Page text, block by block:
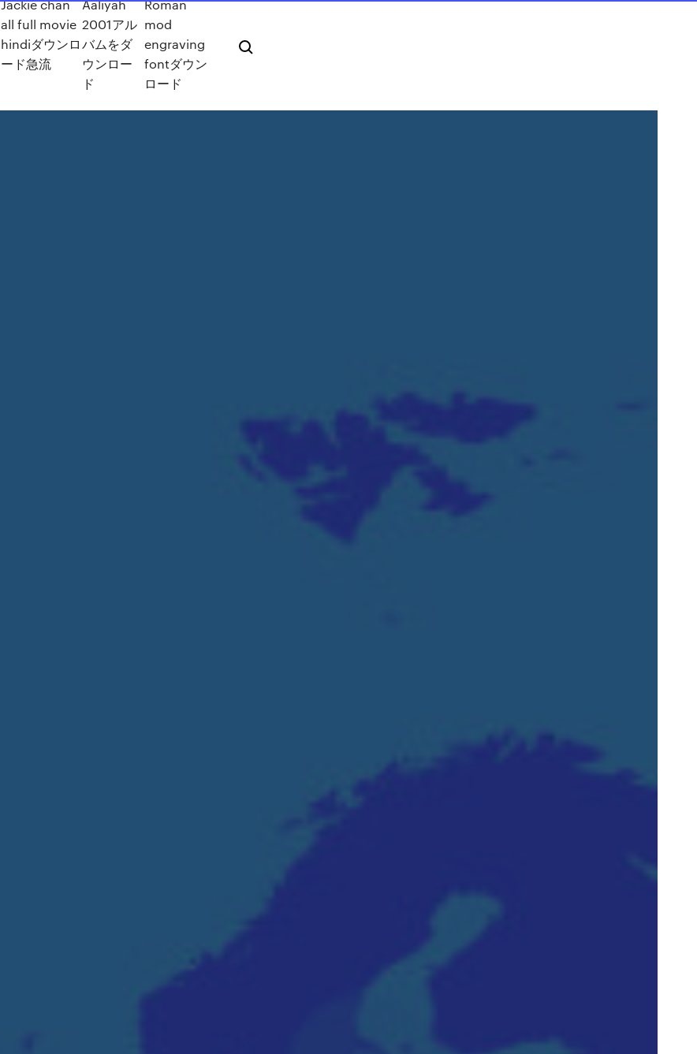
Jackie chan
all full movie
hindiダウンロ
ード急流
Aaliyah
2001アル
バムをダ
ウンロー
ド
Roman
mod
engraving
fontダウン
ロード